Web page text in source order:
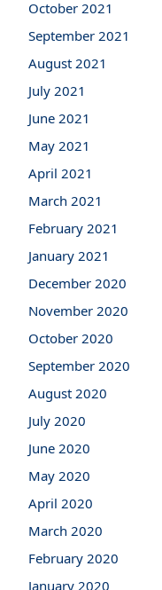
October 2021
September 2021
August 2021
July 2021
June 2021
May 2021
April 2021
March 2021
February 2021
January 2021
December 2020
November 2020
October 2020
September 2020
August 2020
July 2020
June 2020
May 2020
April 2020
March 2020
February 2020
January 2020